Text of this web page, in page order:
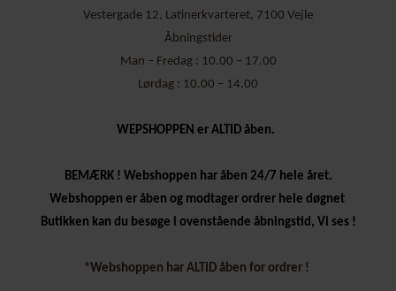
Vestergade 12, Latinerkvarteret, 7100 Vejle
Åbningstider
Man – Fredag : 10.00 – 17.00
Lørdag : 10.00 – 14.00
WEPSHOPPEN er ALTID åben.
BEMÆRK ! Webshoppen har åben 24/7 hele året.
Webshoppen er åben og modtager ordrer hele døgnet
Butikken kan du besøge i ovenstående åbningstid, Vi ses !
*Webshoppen har ALTID åben for ordrer !